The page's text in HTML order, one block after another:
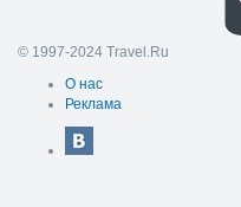
© 1997-2024 Travel.Ru
О нас
Реклама